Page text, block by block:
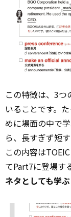
この特徴は、3つ
いることです。
めに場面の中で
ら、長すぎず短
この内容は
てPart7に登場す
ネタとしても学